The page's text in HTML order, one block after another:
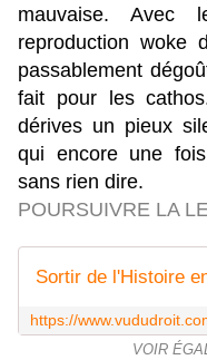
mauvaise.
reproduction woke
passablement
fait pour les
dérives un pieux
qui encore une
sans rien dire.
POURSUIVRE LA
VOIR